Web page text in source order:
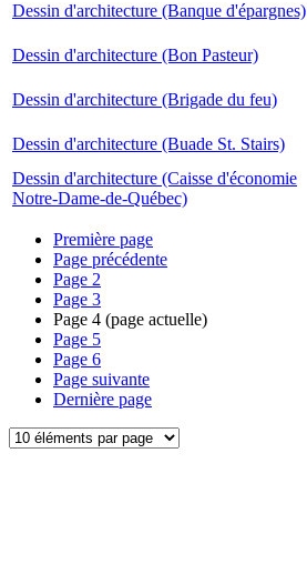
Dessin d'architecture (Banque d'épargnes)
Dessin d'architecture (Bon Pasteur)
Dessin d'architecture (Brigade du feu)
Dessin d'architecture (Buade St. Stairs)
Dessin d'architecture (Caisse d'économie
Notre-Dame-de-Québec)
Première page
Page précédente
Page 2
Page 3
Page 4 (page actuelle)
Page 5
Page 6
Page suivante
Dernière page